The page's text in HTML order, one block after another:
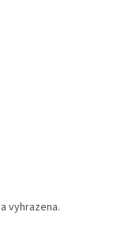
vyhrazena.